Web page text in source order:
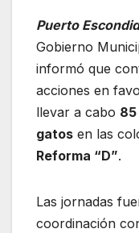
Puerto
Gobierno
informó que
acciones en
llevar a cabo
gatos en las
Reforma “D”.
Las jornadas
coordinación